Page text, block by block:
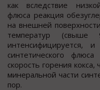
как вследствие
флюса реакция
на внешней
температур
интенсифицируется, и
синтетического
скорость горения
минеральной части
пор.